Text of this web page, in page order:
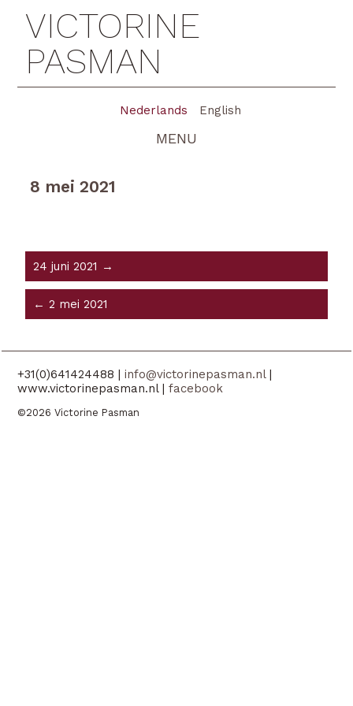
VICTORINE
PASMAN
Nederlands English
MENU
8 mei 2021
24 juni 2021 →
← 2 mei 2021
+31(0)641424488 |info@victorinepasman.nl|
www.victorinepasman.nl |facebook
©2026 Victorine Pasman